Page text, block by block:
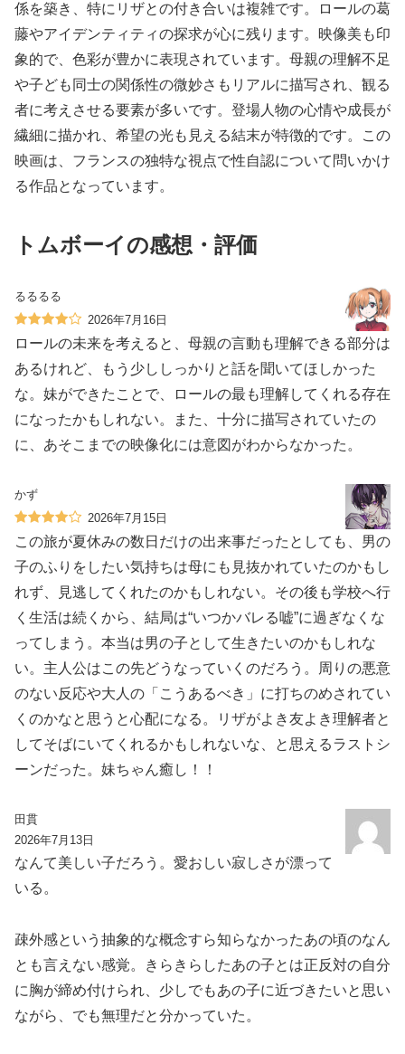
係を築き、特にリザとの付き合いは複雑です。ロールの葛
藤やアイデンティティの探求が心に残ります。映像美も印
象的で、色彩が豊かに表現されています。母親の理解不足
や子ども同士の関係性の微妙さもリアルに描写され、観る
者に考えさせる要素が多いです。登場人物の心情や成長が
繊細に描かれ、希望の光も見える結末が特徴的です。この
映画は、フランスの独特な視点で性自認について問いかけ
る作品となっています。
トムボーイの感想・評価
るるるる
2026年7月16日
ロールの未来を考えると、母親の言動も理解できる部分は
あるけれど、もう少ししっかりと話を聞いてほしかった
な。妹ができたことで、ロールの最も理解してくれる存在
になったかもしれない。また、十分に描写されていたの
に、あそこまでの映像化には意図がわからなかった。
かず
2026年7月15日
この旅が夏休みの数日だけの出来事だったとしても、男の
子のふりをしたい気持ちは母にも見抜かれていたのかもし
れず、見逃してくれたのかもしれない。その後も学校へ行
く生活は続くから、結局は“いつかバレる嘘”に過ぎなくな
ってしまう。本当は男の子として生きたいのかもしれな
い。主人公はこの先どうなっていくのだろう。周りの悪意
のない反応や大人の「こうあるべき」に打ちのめされてい
くのかなと思うと心配になる。リザがよき友よき理解者と
してそばにいてくれるかもしれないな、と思えるラストシ
ーンだった。妹ちゃん癒し！！
田貫
2026年7月13日
なんて美しい子だろう。愛おしい寂しさが漂って
いる。
疎外感という抽象的な概念すら知らなかったあの頃のなん
とも言えない感覚。きらきらしたあの子とは正反対の自分
に胸が締め付けられ、少しでもあの子に近づきたいと思い
ながら、でも無理だと分かっていた。